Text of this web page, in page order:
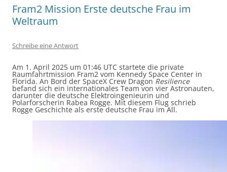
Fram2 Mission Erste deutsche Frau im
Weltraum
Schreibe eine Antwort
​Am 1. April 2025 um 01:46 UTC startete die private
Raumfahrtmission Fram2 vom Kennedy Space Center in
Florida. An Bord der SpaceX Crew DragonResilience
befand sich ein internationales Team von vier Astronauten,
darunter die deutsche Elektroingenieurin und
Polarforscherin Rabea Rogge. Mit diesem Flug schrieb
Rogge Geschichte als erste deutsche Frau im All. ​